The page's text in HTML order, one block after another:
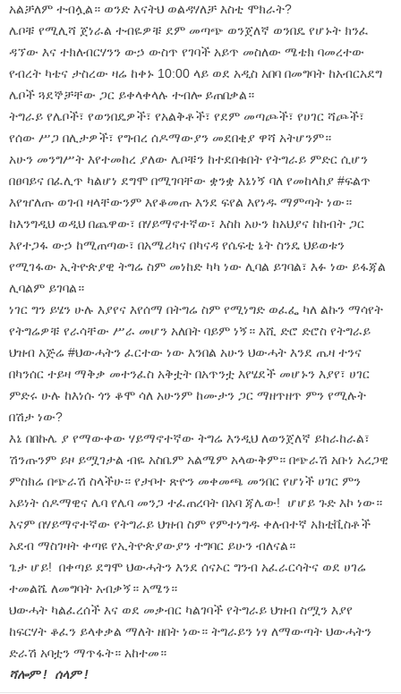
አልቻለም ተብሏል። ወንድ እናትህ ወልዳሃለቻ እስቲ ሞክራት?
ሌቦቹ የሚሊሻ ጀነራል ተብዬዎቹ ደም መጣጭ ወንጀለኛ ወንበዴ የሆኑት ክንፈ
ዳኘው እና ተክለብርሃንን ውኃ ውስጥ የገባች አይጥ መስለው ሜቴክ ባመረተው
የብረት ካቴና ታስረው ዛሬ ከቀኑ 10:00 ላይ ወደ አዲስ አበባ በመግባት ከአብርአደግ
ሌቦች ጓደኞቻቸው ጋር ይቀላቀላሉ ተብሎ ይጠበቃል።
ትግራይ የሌቦች፣ የወንበዴዎች፣ የአልቅቶች፣ የደም መጣጮች፣ የሀገር ሻጮች፣
የሰው ሥጋ በሊታዎች፣ የግብረ ሰዶማውያን መደበቂያ ዋሻ አትሆንም።
አሁን መንግሥት እየተመከረ ያለው ሌቦቹን ከተደበቁበት የትግራይ ምድር ሲሆን
በፀባይና በፈሊጥ ካልሆነ ደግሞ በሚገባቸው ቋንቋ እኔነኝ ባለ የመከላከያ #ፍልጥ
እየዠለጡ ወገብ ዛላቸውንም እየቆመጡ እንደ ፍየል እየነዱ ማምጣት ነው።
ከእንግዲህ ወዲህ በጨዋው፣ በሃይማኖተኛው፣ እስከ አሁን ከአህያና ከከብት ጋር
እየተጋፋ ውኃ ከሚጠጣው፣ በአሜሪካና በካናዳ የሴፍቲ ኔት ስንዴ ህይወቱን
የሚገፋው ኢትዮጵያዊ ትግሬ ስም መነከድ ካካ ነው ሊባል ይገባል፣ እፉ ነው ይፋጃል
ሊባልም ይገባል።
ነገር ግን ይሄን ሁሉ እያየና እየሰማ በትግሬ ስም የሚነግድ ወፈፌ ካለ ልኩን ማሳየት
የትግሬዎቹ የራሳቸው ሥራ መሆን አለበት ባይም ነኝ። እሺ ድሮ ድሮስ የትግራይ
ህዝብ አጅሬ #ህውሓትን ፈርተው ነው እንበል አሁን ህውሓት እንደ ጤዛ ተንና
በካንሰር ተይዛ ማቅቃ መተንፈስ አቅቷት በአጥንቷ እየሄደች መሆኑን እያየ፣ ሀገር
ምድሩ ሁሉ ከእነሱ ጎን ቆሞ ሳለ አሁንም ከሙታን ጋር ማዘጥዘጥ ምን የሚሉት
በሽታ ነው?
እኔ በበኩሌ ያ የማውቀው ሃይማኖተኛው ትግሬ እንዲህ ለወንጀለኛ ይከራከራል፣
ሽንጡንም ይዞ ይሟገታል ብዬ አስቤም አልሜም አላውቅም። በጭራሽ አቡነ አረጋዊ
ምስክሬ በጭራሽ ስላችሁ። የታቦተ ጽዮን መቀመጫ መንበር የሆነች ሀገር ምን
አይነት ሰዶማዊና ሌባ የሌባ መንጋ ተፈጠረባት በአባ ጃሌው! ሆሆይ ጉድ እኮ ነው።
እናም በሃይማኖተኛው የትግራይ ህዝብ ስም የምተነግዱ ቀለብተኛ አክቲቪስቶች
አደብ ማስገዛት ቀጣዩ የኢትዮጵያውያን ተግባር ይሁን ብለናል።
ጌታ ሆይ! በቀጣይ ደግሞ ህውሓትን እንደ ሰናኦር ግንብ አፈራርሳትና ወደ ሀገሬ
ተመልሼ ለመግባት አብቃኝ። አሜን።
ህውሓት ካልፈረሰች እና ወደ መቃብር ካልገባች የትግራይ ህዝብ ስሟን እያየ
ከፍርሃት ቆፈን ይላቀቃል ማለት ዘበት ነው። ትግራይን ነፃ ለማውጣት ህውሓትን
ድራሽ አባቷን ማጥፋት። አከተመ።
ሻሎም ! ሰላም !